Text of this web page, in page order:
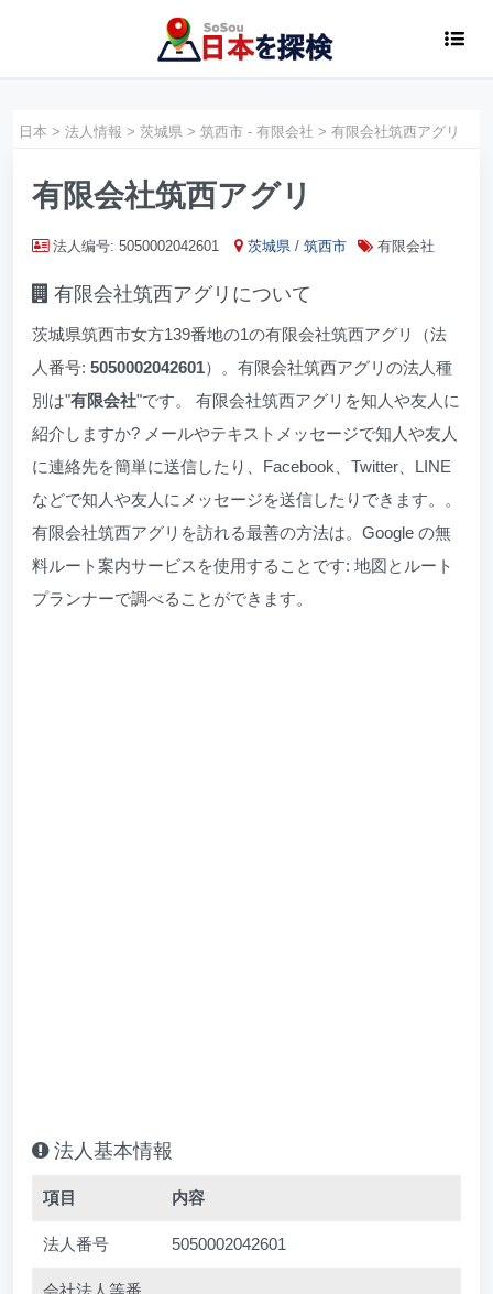
日本 > 法人情報 > 茨城県 > 筑西市 - 有限会社 > 有限会社筑西アグリ
有限会社筑西アグリ
法人编号: 5050002042601 茨城県 / 筑西市 有限会社
有限会社筑西アグリについて
茨城県筑西市女方139番地の1の有限会社筑西アグリ（法
人番号: 5050002042601）。有限会社筑西アグリの法人種
別は"有限会社"です。 有限会社筑西アグリを知人や友人に
紹介しますか? メールやテキストメッセージで知人や友人
に連絡先を簡単に送信したり、Facebook、Twitter、LINE
などで知人や友人にメッセージを送信したりできます。。
有限会社筑西アグリを訪れる最善の方法は。Google の無
料ルート案内サービスを使用することです: 地図とルート
プランナーで調べることができます。
法人基本情報
項目 内容
法人番号 5050002042601
会社法人等番